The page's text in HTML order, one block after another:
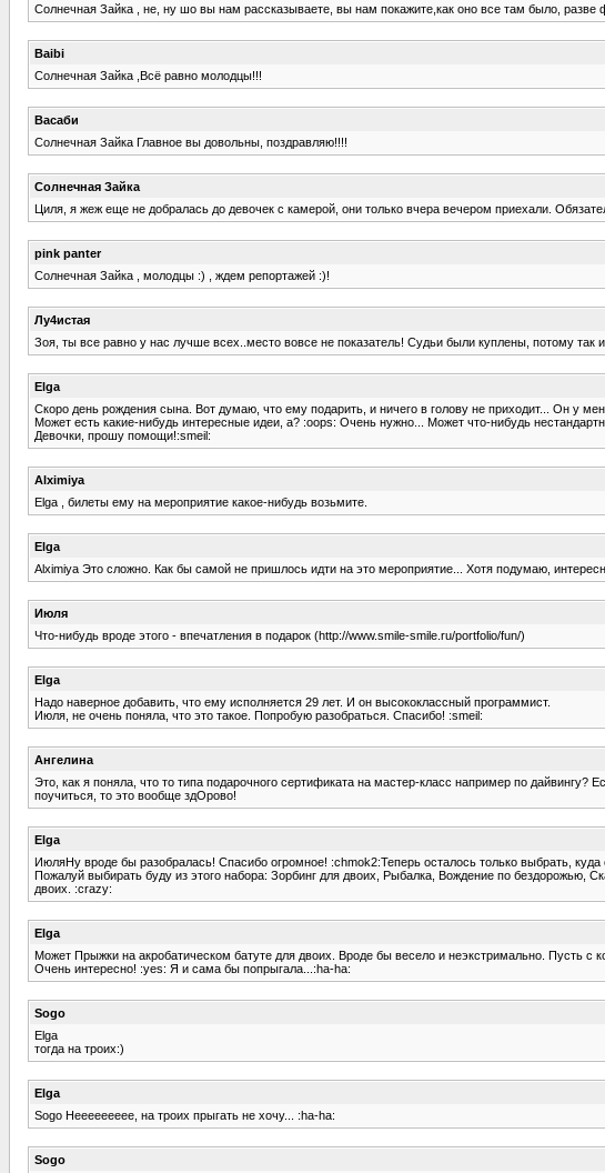
Солнечная Зайка , не, ну шо вы нам рассказываете, вы нам покажите,как оно все там было, разве
Baibi
Солнечная Зайка ,Всё равно молодцы!!!
Васаби
Солнечная Зайка Главное вы довольны, поздравляю!!!!
Солнечная Зайка
Циля, я жеж еще не добралась до девочек с камерой, они только вчера вечером приехали.
pink panter
Солнечная Зайка , молодцы :) , ждем репортажей :)!
Лу4истая
Зоя, ты все равно у нас лучше всех..место вовсе не показатель! Судьи были куплены, потому
Elga
Скоро день рождения сына. Вот думаю, что ему подарить, и ничего в голову не приходит... Он у
Может есть какие-нибудь интересные идеи, а? :oops: Очень нужно... Может что-нибудь
Девочки, прошу помощи!:smeil:
Alximiya
Elga , билеты ему на мероприятие какое-нибудь возьмите.
Elga
Alximiya Это сложно. Как бы самой не пришлось идти на это мероприятие... Хотя подумаю,
Июля
Что-нибудь вроде этого - впечатления в подарок (http://www.smile-smile.ru/portfolio/fun/)
Elga
Надо наверное добавить, что ему исполняется 29 лет. И он высококлассный программист.
Июля, не очень поняла, что это такое. Попробую разобраться. Спасибо! :smeil:
Ангелина
Это, как я поняла, что то типа подарочного сертификата на мастер-класс например по
поучиться, то это вообще здОрово!
Elga
ИюляНу вроде бы разобралась! Спасибо огромное! :chmok2:Теперь осталось только выбрать,
Пожалуй выбирать буду из этого набора: Зорбинг для двоих, Рыбалка, Вождение по бездорожью,
двоих. :crazy:
Elga
Может Прыжки на акробатическом батуте для двоих. Вроде бы весело и неэкстримально. Пусть с
Очень интересно! :yes: Я и сама бы попрыгала...:ha-ha:
Sogo
Elga
тогда на троих:)
Elga
Sogo Неееееееее, на троих прыгать не хочу... :ha-ha:
Sogo